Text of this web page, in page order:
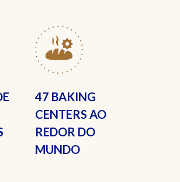
47 BAKING
CENTERS AO
REDOR DO
MUNDO